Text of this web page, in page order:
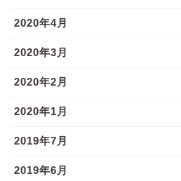
2020年4月
2020年3月
2020年2月
2020年1月
2019年7月
2019年6月